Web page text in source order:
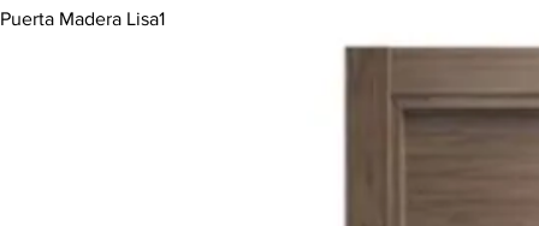
Puerta Madera Lisa1